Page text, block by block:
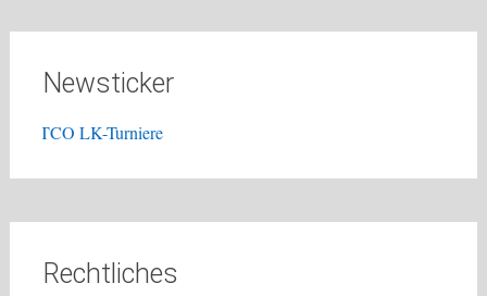
Newsticker
TCO LK-Turniere
Rechtliches